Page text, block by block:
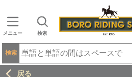
メニュー 検索
検索
戻る